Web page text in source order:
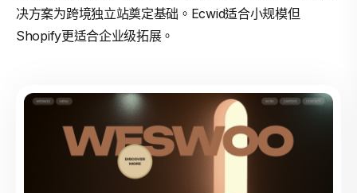
决方案为跨境独立站奠定基础。Ecwid适合小规模但
Shopify更适合企业级拓展。